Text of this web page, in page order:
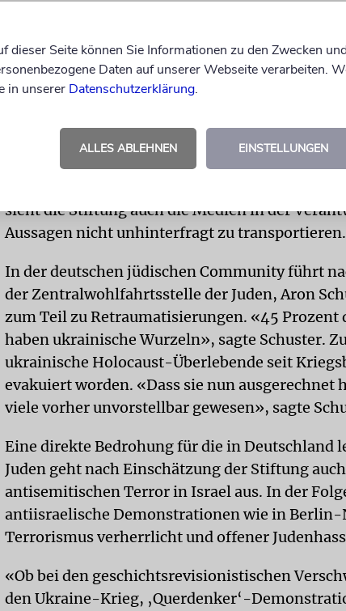
Ein verbindendes Element sei die
stehenden finsteren Elite. Es gebe dabei nicht
Auch die Gleichsetzung der russischen Invasion
Putin-Hitler-Vergleich sei im Kern
sieht die Stiftung auch die Medien in der
Aussagen nicht unhinterfragt zu transportieren.
In der deutschen jüdischen Community führt
der Zentralwohlfahrtsstelle der Juden, Aron
zum Teil zu Retraumatisierungen. «45 Prozent
haben ukrainische Wurzeln», sagte Schuster.
ukrainische Holocaust-Überlebende seit
evakuiert worden. «Dass sie nun ausgerechnet
viele vorher unvorstellbar gewesen», sagte
Eine direkte Bedrohung für die in Deutschland
Juden geht nach Einschätzung der Stiftung
antisemitischen Terror in Israel aus. In der
antiisraelische Demonstrationen wie in Berlin-
Terrorismus verherrlicht und offener
«Ob bei den geschichtsrevisionistischen
den Ukraine-Krieg, ‚Querdenker‘-
dieser Seite können Sie Informationen zu den Zwecken
Daten auf unserer Webseite verarbeiten.
in unserer Datenschutzerklärung.
ALLES ABLEHNEN EINSTELLUNGEN